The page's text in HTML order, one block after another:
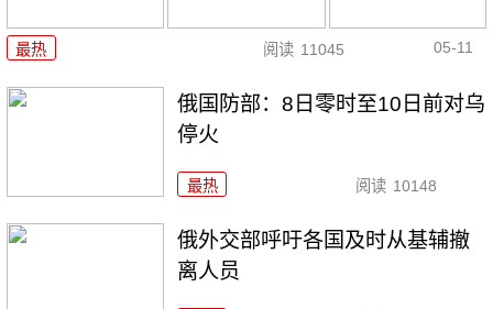
最热 阅读 11045 05-11
俄国防部：8日零时至10日前对乌
停火
最热 阅读 10148
俄外交部呼吁各国及时从基辅撤
离人员